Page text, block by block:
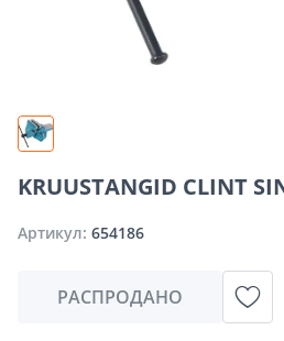
KRUUSTANGID CLINT
Артикул: 654186
РАСПРОДАНО